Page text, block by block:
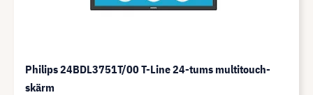
Philips 24BDL3751T/00 T-Line 24-tums multitouch-
skärm